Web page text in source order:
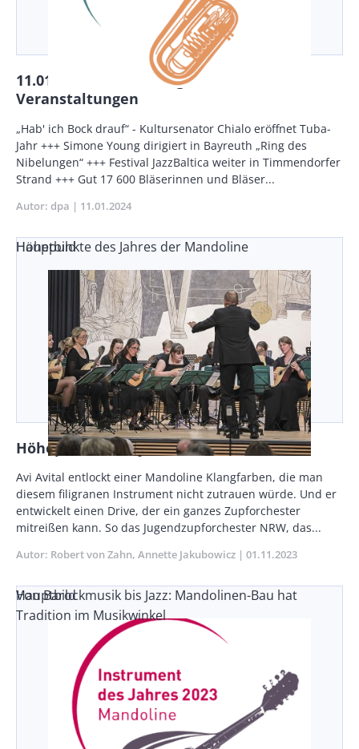
11.01.24: Veranstaltungen aktuell +++
Veranstaltungen
Body
„Hab' ich Bock drauf“ - Kultursenator Chialo eröffnet Tuba-
Jahr +++ Simone Young dirigiert in Bayreuth „Ring des
Nibelungen“ +++ Festival JazzBaltica weiter in Timmendorfer
Strand +++ Gut 17 600 Bläserinnen und Bläser...
Autor dpa Publikationsdatum
11.01.2024
Höhepunkte des Jahres der Mandoline
Hauptbild
Höhepunkte des Jahres der Mandoline
Vorspann
/
Teaser
Avi Avital entlockt einer Mandoline Klangfarben, die man
diesem filigranen Instrument nicht zutrauen würde. Und er
entwickelt einen Drive, der ein ganzes Zupforchester
mitreißen kann. So das Jugendzupforchester NRW, das...
Autor Robert von Zahn Annette Jakubowicz Publikationsdatum
01.11.2023
Von Barockmusik bis Jazz: Mandolinen-Bau hat
Tradition im Musikwinkel
Hauptbild